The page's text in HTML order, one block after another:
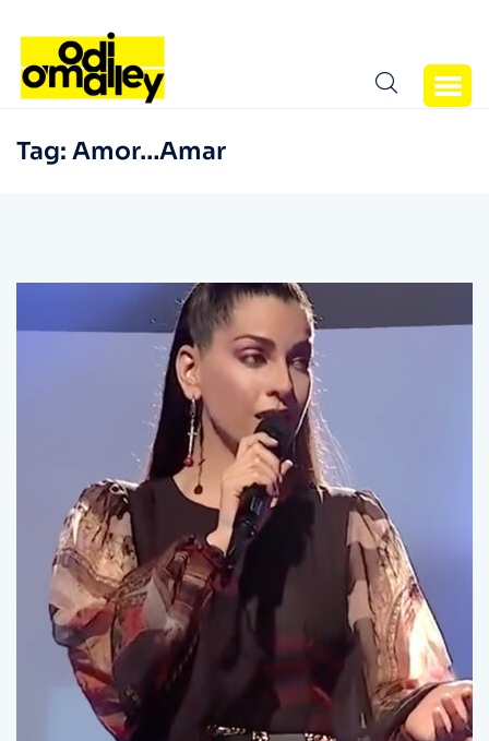
Tag: Amor…Amar